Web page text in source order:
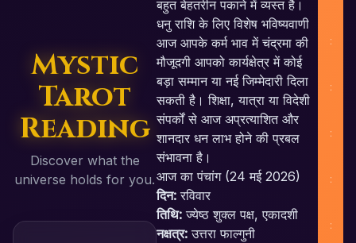
Mystic
Tarot
Reading
Discover what the
universe holds for you.
बहुत बेहतरीन पकाने में व्यस्त है।
धनु राशि के लिए विशेष भविष्यवाणी
आज आपके कर्म भाव में चंद्रमा की
मौजूदगी आपको कार्यक्षेत्र में कोई
बड़ा सम्मान या नई जिम्मेदारी दिला
सकती है। शिक्षा, यात्रा या विदेशी
संपर्कों से आज अप्रत्याशित और
शानदार धन लाभ होने की प्रबल
संभावना है।
आज का पंचांग (24 मई 2026)
दिन: रविवार
तिथि: ज्येष्ठ शुक्ल पक्ष, एकादशी
नक्षत्र: उत्तरा फाल्गुनी